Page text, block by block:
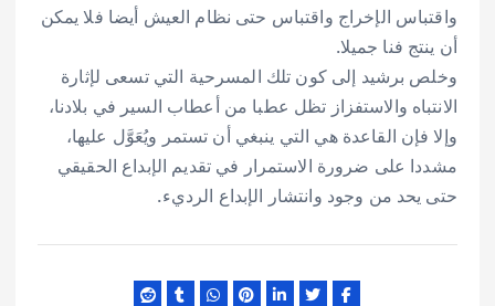
واقتباس الإخراج واقتباس حتى نظام العيش أيضا فلا يمكن
أن ينتج فنا جميلا.
وخلص برشيد إلى كون تلك المسرحية التي تسعى لإثارة
الانتباه والاستفزاز تظل عطبا من أعطاب السير في بلادنا،
وإلا فإن القاعدة هي التي ينبغي أن تستمر ويُعَوَّل عليها،
مشددا على ضرورة الاستمرار في تقديم الإبداع الحقيقي
حتى يحد من وجود وانتشار الإبداع الرديء.